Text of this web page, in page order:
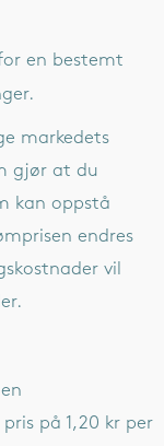
en bestemt
markedets
gjør at du
kan oppstå
endres
vil
på 1,20 kr per